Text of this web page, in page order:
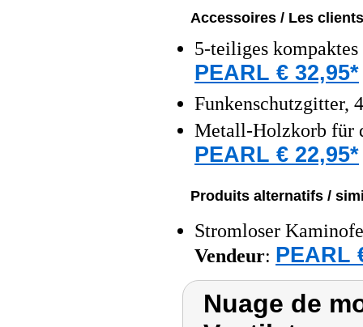
Accessoires / Les
5-teiliges
PEARL € 32,95*
Funkenschutzgitter,
Metall-Holzkorb für
PEARL € 22,95*
Produits alternatifs /
Stromloser
Vendeur: PEARL
Nuage de